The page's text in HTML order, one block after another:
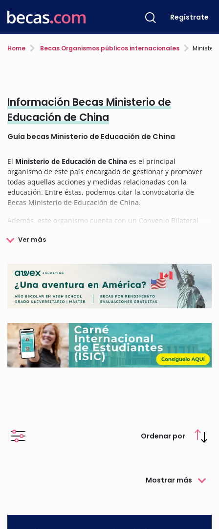
Regístrate
Home Becas Organismos públicos internacionales
Información Becas Ministerio de
Educación de China
Guía becas Ministerio de Educación de China
El Ministerio de Educación de China es el principal
organismo de este país encargado de gestionar y promover
todas aquellas acciones y medidas relacionadas con la
educación. Entre éstas, podemos citar la convocatoria de
Becas Ministerio de Educación de China.
Además, este organismo cuenta con un Convenio Bilateral
académico se convocan diversas Becas y Ayudas que
estudiantes de ambos países.
El Ministerio de Educación de China, además cuenta con
convenios con distintos organismos latinoamericanos, que
ofrecen numerosas Becas Ministerio de Educación de China
con el objetivo de favorecer y fomentar el desarrollo de
estudios por parte de la población latinoamericana.
Si estas interesado o interesada en conocer todas las Becas
Ministerio de Educación de China, en nuestro portal web
podrás consultarlas.
Ordenar por
Mostrar más